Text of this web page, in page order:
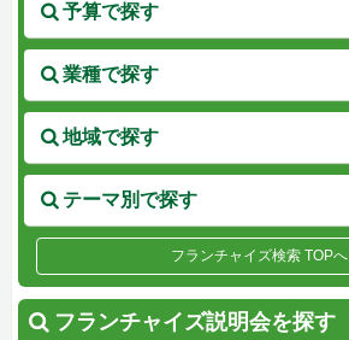
予算で探す
業種で探す
地域で探す
テーマ別で探す
フランチャイズ検索 TOPへ
フランチャイズ説明会を探す